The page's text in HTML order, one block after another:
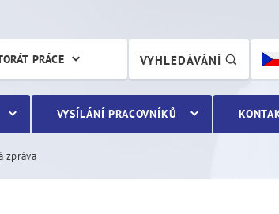
VYHLEDÁVÁNÍ
PRÁCE
VYSÍLÁNÍ PRACOVNÍKŮ
zpráva